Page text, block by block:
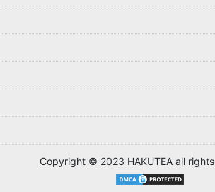
Copyright © 2023 HAKUTEA all